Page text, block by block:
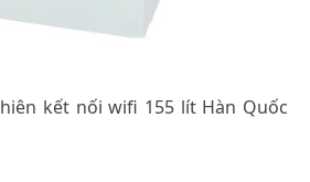
kết nối wifi 155 lít Hàn Quốc